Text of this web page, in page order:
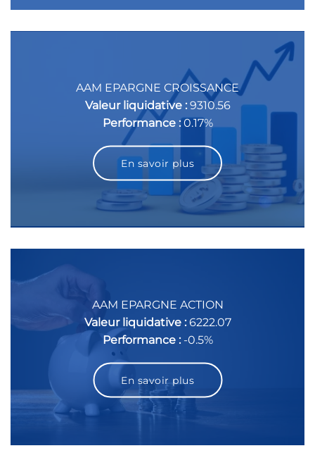
AAM EPARGNE CROISSANCE
Valeur liquidative : 9310.56
Performance : 0.17%
En savoir plus
AAM EPARGNE ACTION
Valeur liquidative : 6222.07
Performance : -0.5%
En savoir plus